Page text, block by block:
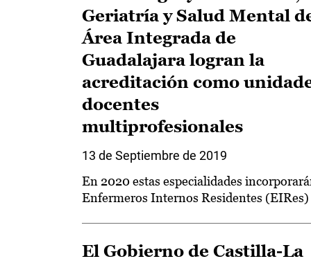
Geriatría y Salud Mental
Área Integrada de
Guadalajara logran la
acreditación como
docentes
multiprofesionales
13 de Septiembre de 2019
En 2020 estas especialidades
Enfermeros Internos Residentes (EIRes)
El Gobierno de Castilla-La